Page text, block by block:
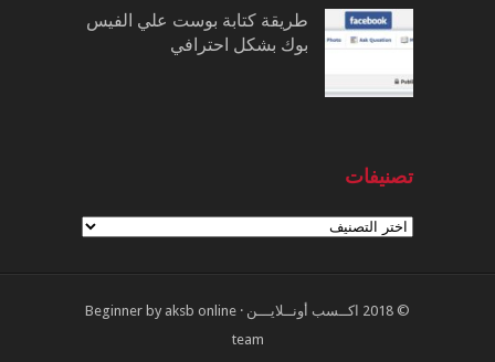
طريقة كتابة بوست علي الفيس
بوك بشكل احترافي
تصنيفات
تصنيفات
© 2018 اكــسب أونــلايـــن ·
Beginner by aksb online
team